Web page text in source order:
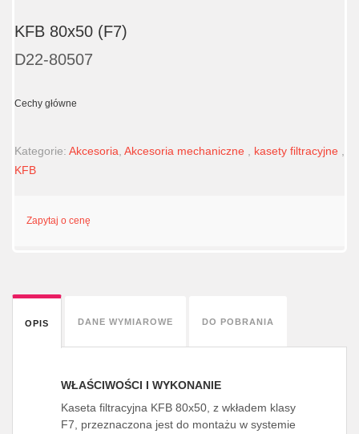
KFB 80x50 (F7)
D22-80507
Cechy główne
Kategorie: Akcesoria Akcesoria mechaniczne kasety filtracyjne
KFB
Zapytaj o cenę
OPIS DANE WYMIAROWE DO POBRANIA
WŁAŚCIWOŚCI I WYKONANIE
Kaseta filtracyjna KFB 80x50, z wkładem klasy
F7, przeznaczona jest do montażu w systemie